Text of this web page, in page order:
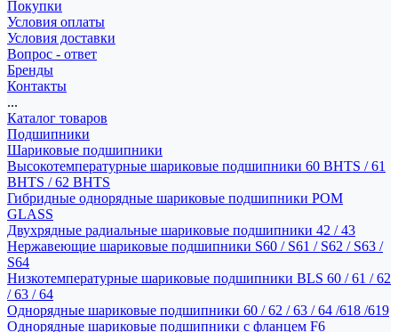
Покупки
Условия оплаты
Условия доставки
Вопрос - ответ
Бренды
Контакты
...
Каталог товаров
Подшипники
Шариковые подшипники
Высокотемпературные шариковые подшипники 60 BHTS / 61
BHTS / 62 BHTS
Гибридные однорядные шариковые подшипники POM
GLASS
Двухрядные радиальные шариковые подшипники 42 / 43
Нержавеющие шариковые подшипники S60 / S61 / S62 / S63 /
S64
Низкотемпературные шариковые подшипники BLS 60 / 61 / 62
/ 63 / 64
Однорядные шариковые подшипники 60 / 62 / 63 / 64 /618 /619
Однорядные шариковые подшипники с фланцем F6